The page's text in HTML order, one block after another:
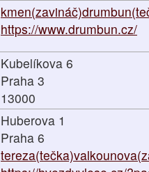
https://www.drumbun.cz/
Kubelíkova 6
Praha 3
13000
Huberova 1
Praha 6